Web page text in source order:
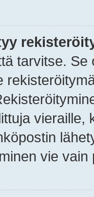
tarvitse.
vieraille,
vie